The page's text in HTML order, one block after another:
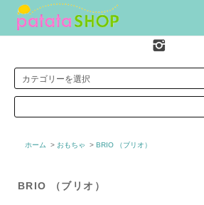
ホーム > おもちゃ > BRIO （ブリオ）
BRIO （ブリオ）